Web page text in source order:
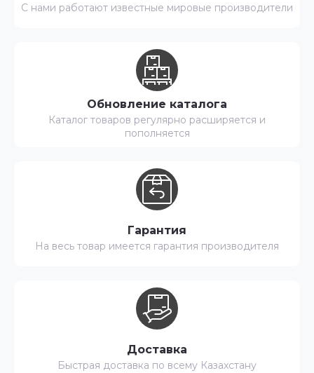
С нами работают известные мировые производители
Обновление каталога
Каталог товаров регулярно расширяется и
пополняется
Гарантия
На весь товар имеется гарантия производителя
Доставка
Быстрая доставка по всему Казахстану